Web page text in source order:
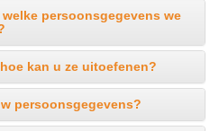
persoonsgegevens we
kan u ze uitoefenen?
persoonsgegevens?